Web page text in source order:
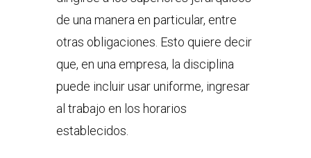
de una manera en particular, entre
otras obligaciones. Esto quiere decir
que, en una empresa, la disciplina
puede incluir usar uniforme, ingresar
al trabajo en los horarios
establecidos.